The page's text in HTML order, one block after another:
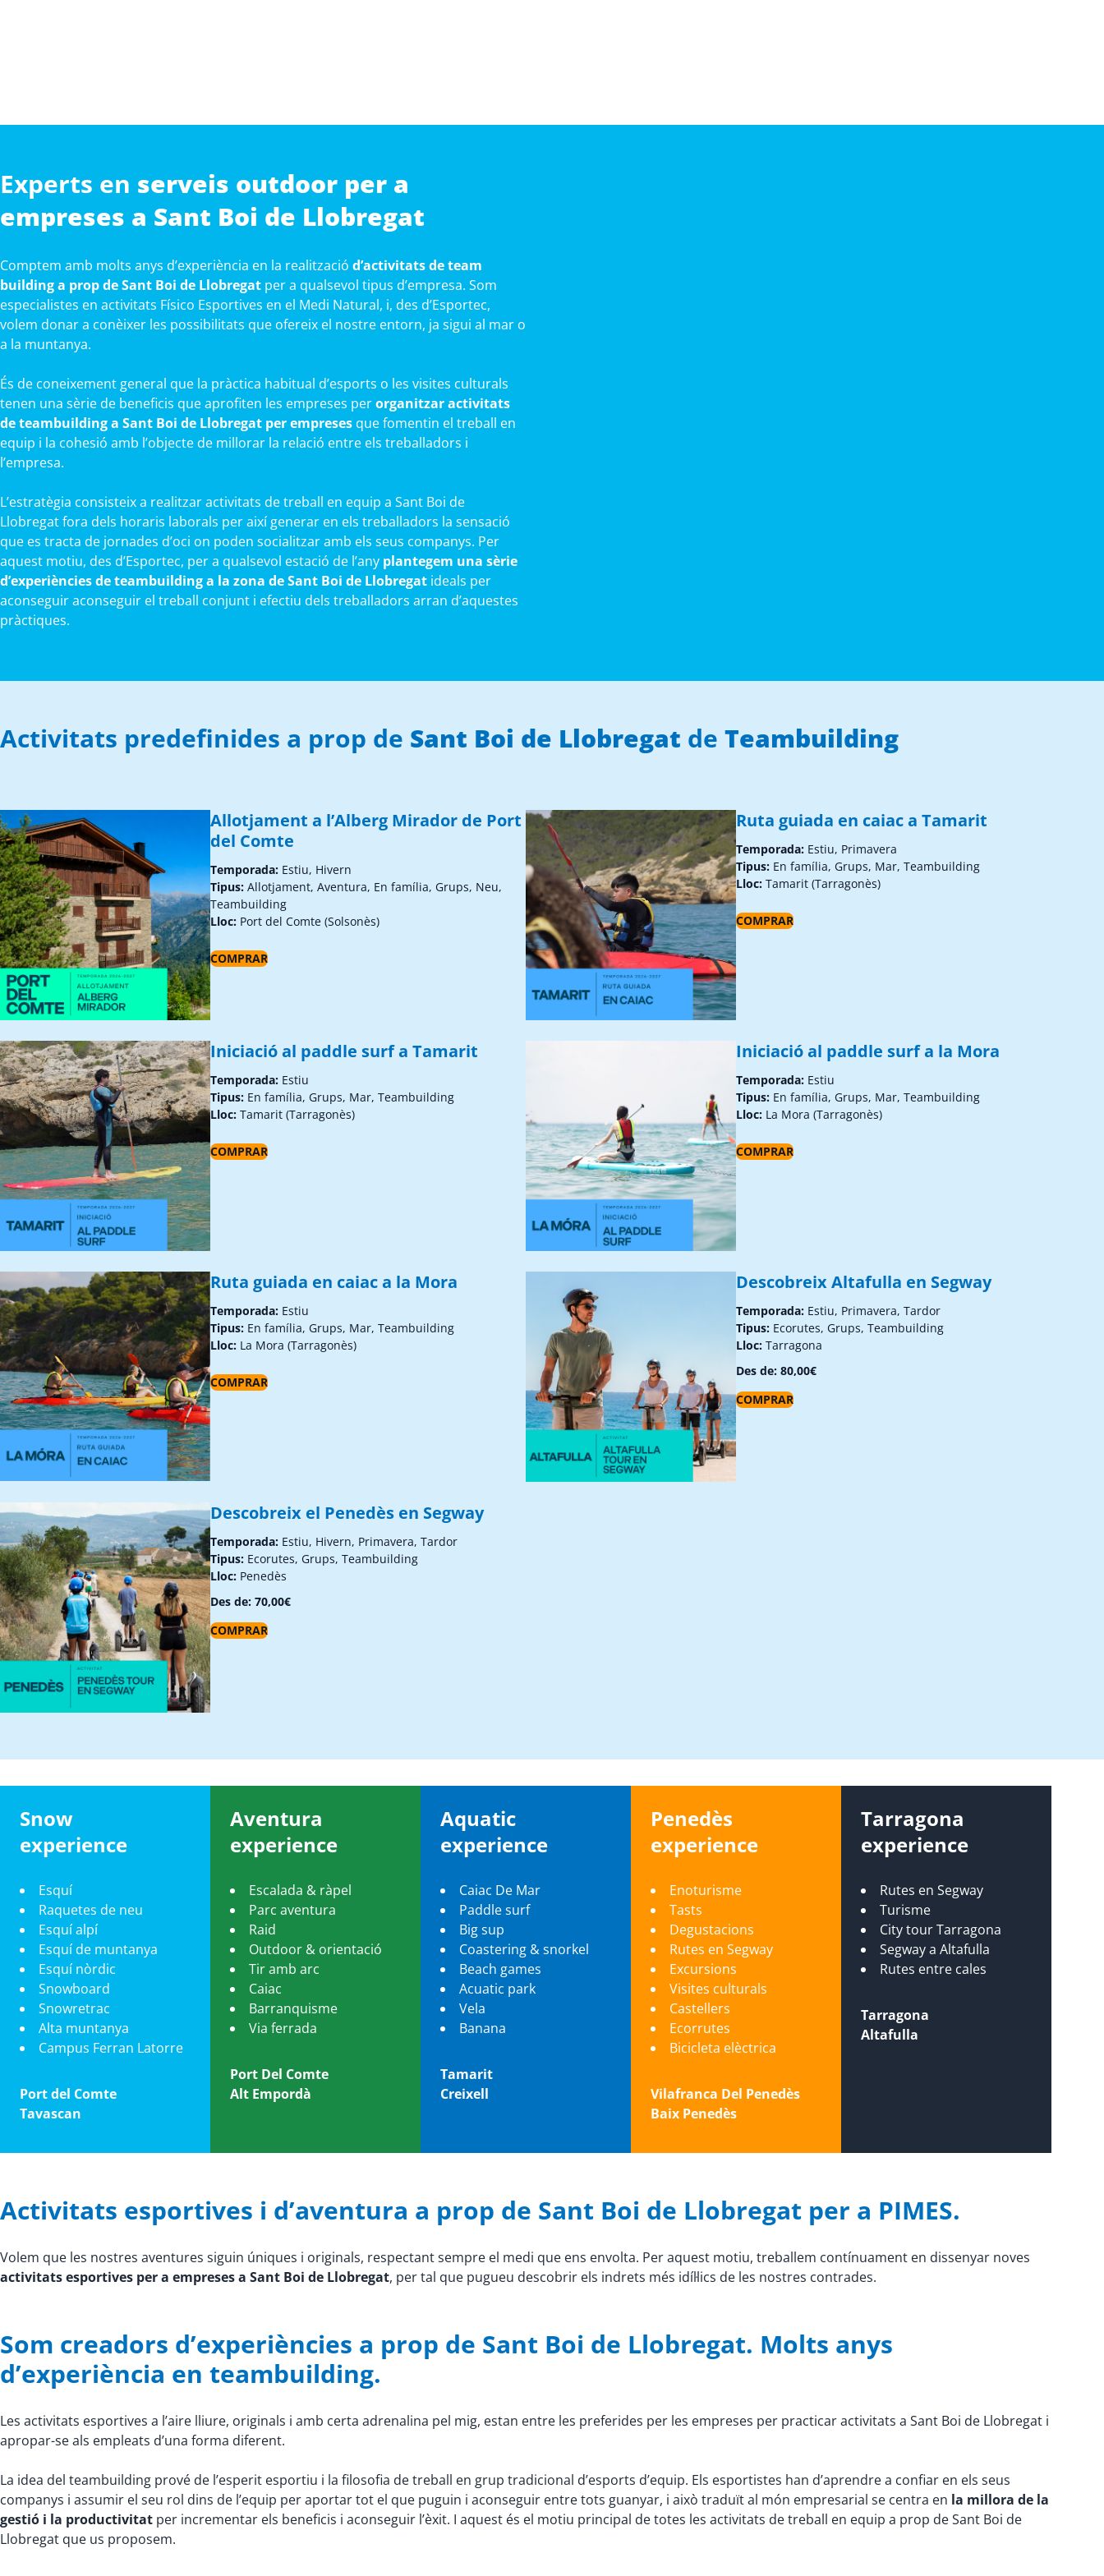
Experts en serveis outdoor per a
empreses a Sant Boi de Llobregat
Comptem amb molts anys d’experiència en la realització d’activitats de team
building a prop de Sant Boi de Llobregat per a qualsevol tipus d’empresa. Som
especialistes en activitats Físico Esportives en el Medi Natural, i, des d’Esportec,
volem donar a conèixer les possibilitats que ofereix el nostre entorn, ja sigui al mar o
a la muntanya.
És de coneixement general que la pràctica habitual d’esports o les visites culturals
tenen una sèrie de beneficis que aprofiten les empreses perorganitzar activitats
de teambuilding a Sant Boi de Llobregat per empreses que fomentin el treball en
equip i la cohesió amb l’objecte de millorar la relació entre els treballadors i
l’empresa.
L’estratègia consisteix a realitzar activitats de treball en equip a Sant Boi de
Llobregat fora dels horaris laborals per així generar en els treballadors la sensació
que es tracta de jornades d’oci on poden socialitzar amb els seus companys. Per
aquest motiu, des d’Esportec, per a qualsevol estació de l’any plantegem una sèrie
d’experiències de teambuilding a la zona de Sant Boi de Llobregat ideals per
aconseguir aconseguir el treball conjunt i efectiu dels treballadors arran d’aquestes
pràctiques.
Activitats predefinides a prop de Sant Boi de Llobregat de Teambuilding
Allotjament a l’Alberg Mirador de Port
del Comte
Temporada: Estiu, Hivern
Tipus: Allotjament, Aventura, En família, Grups, Neu,
Teambuilding
Lloc: Port del Comte (Solsonès)
COMPRAR
Ruta guiada en caiac a Tamarit
Temporada: Estiu, Primavera
Tipus: En família, Grups, Mar, Teambuilding
Lloc: Tamarit (Tarragonès)
COMPRAR
Iniciació al paddle surf a Tamarit
Temporada: Estiu
Tipus: En família, Grups, Mar, Teambuilding
Lloc: Tamarit (Tarragonès)
COMPRAR
Iniciació al paddle surf a la Mora
Temporada: Estiu
Tipus: En família, Grups, Mar, Teambuilding
Lloc: La Mora (Tarragonès)
COMPRAR
Ruta guiada en caiac a la Mora
Temporada: Estiu
Tipus: En família, Grups, Mar, Teambuilding
Lloc: La Mora (Tarragonès)
COMPRAR
Descobreix Altafulla en Segway
Temporada: Estiu, Primavera, Tardor
Tipus: Ecorutes, Grups, Teambuilding
Lloc: Tarragona
Des de: 80,00€
COMPRAR
Descobreix el Penedès en Segway
Temporada: Estiu, Hivern, Primavera, Tardor
Tipus: Ecorutes, Grups, Teambuilding
Lloc: Penedès
Des de: 70,00€
COMPRAR
Snow
experience
Esquí
Raquetes de neu
Esquí alpí
Esquí de muntanya
Esquí nòrdic
Snowboard
Snowretrac
Alta muntanya
Campus Ferran Latorre
Port del Comte
Tavascan
Aventura
experience
Escalada & ràpel
Parc aventura
Raid
Outdoor & orientació
Tir amb arc
Caiac
Barranquisme
Via ferrada
Port Del Comte
Alt Empordà
Aquatic
experience
Caiac De Mar
Paddle surf
Big sup
Coastering & snorkel
Beach games
Acuatic park
Vela
Banana
Tamarit
Creixell
Penedès
experience
Enoturisme
Tasts
Degustacions
Rutes en Segway
Excursions
Visites culturals
Castellers
Ecorrutes
Bicicleta elèctrica
Vilafranca Del Penedès
Baix Penedès
Tarragona
experience
Rutes en Segway
Turisme
City tour Tarragona
Segway a Altafulla
Rutes entre cales
Tarragona
Altafulla
Activitats esportives i d’aventura a prop de Sant Boi de Llobregat per a PIMES.
Volem que les nostres aventures siguin úniques i originals, respectant sempre el medi que ens envolta. Per aquest motiu, treballem contínuament en dissenyar noves
activitats esportives per a empreses a Sant Boi de Llobregat, per tal que pugueu descobrir els indrets més idíl·lics de les nostres contrades.
Som creadors d’experiències a prop de Sant Boi de Llobregat. Molts anys
d’experiència en teambuilding.
Les activitats esportives a l’aire lliure, originals i amb certa adrenalina pel mig, estan entre les preferides per les empreses per practicar activitats a Sant Boi de Llobregat i
apropar-se als empleats d’una forma diferent.
La idea del teambuilding prové de l’esperit esportiu i la filosofia de treball en grup tradicional d’esports d’equip. Els esportistes han d’aprendre a confiar en els seus
companys i assumir el seu rol dins de l’equip per aportar tot el que puguin i aconseguir entre tots guanyar, i això traduït al món empresarial se centra en la millora de la
gestió i la productivitat per incrementar els beneficis i aconseguir l’èxit. I aquest és el motiu principal de totes les activitats de treball en equip a prop de Sant Boi de
Llobregat que us proposem.